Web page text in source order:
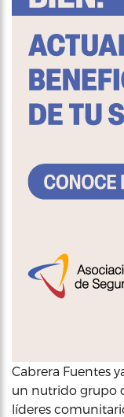
Cabrera Fuentes
un nutrido grupo
líderes